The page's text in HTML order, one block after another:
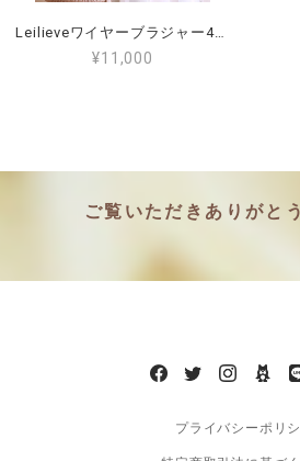
Leilieveワイヤーブラジャー4E（日本サイズF80～85）ぽっちゃりさんにおすすめのブラ（LE-CAP8704）
¥11,000
ご覧いただきありがと
プライバシーポリ